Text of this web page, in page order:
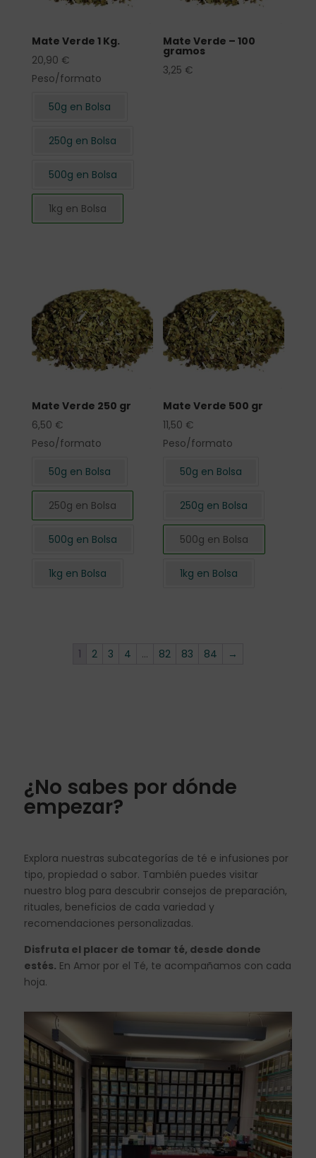
Mate Verde 1 Kg.
20,90 €
Peso/formato
50g en Bolsa
250g en Bolsa
500g en Bolsa
1kg en Bolsa
Mate Verde – 100
gramos
3,25 €
Mate Verde 250 gr
6,50 €
Peso/formato
50g en Bolsa
250g en Bolsa
500g en Bolsa
1kg en Bolsa
Mate Verde 500 gr
11,50 €
Peso/formato
50g en Bolsa
250g en Bolsa
500g en Bolsa
1kg en Bolsa
1 2 3 4 … 82 83 84 →
¿No sabes por dónde
empezar?
Explora nuestras subcategorías de té e infusiones por
tipo, propiedad o sabor. También puedes visitar
nuestro blog para descubrir consejos de preparación,
rituales, beneficios de cada variedad y
recomendaciones personalizadas.
Disfruta el placer de tomar té, desde donde
estés. En Amor por el Té, te acompañamos con cada
hoja.